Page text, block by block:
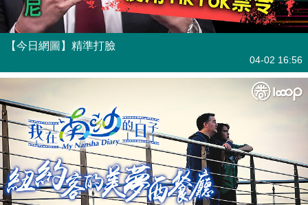
【今日網圖】精準打臉
04-02 16:56